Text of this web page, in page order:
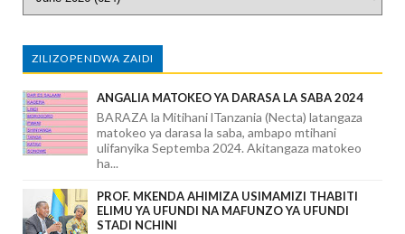
ZILIZOPENDWA ZAIDI
ANGALIA MATOKEO YA DARASA LA SABA 2024
BARAZA la Mitihani lTanzania (Necta) latangaza
matokeo ya darasa la saba, ambapo mtihani
ulifanyika Septemba 2024. Akitangaza matokeo
ha...
PROF. MKENDA AHIMIZA USIMAMIZI THABITI
ELIMU YA UFUNDI NA MAFUNZO YA UFUNDI
STADI NCHINI